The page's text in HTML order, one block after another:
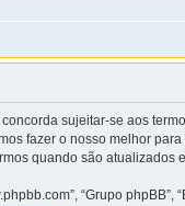
concorda sujeitar-se aos
fazer o nosso melhor
quando são atualizados
“Grupo